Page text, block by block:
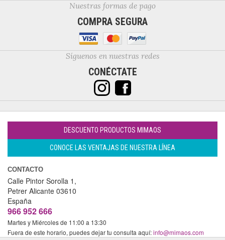
Nuestras formas de pago
COMPRA SEGURA
Síguenos en nuestras redes
CONÉCTATE
DESCUENTO PRODUCTOS MIMAOS
CONOCE LAS VENTAJAS DE NUESTRA LÍNEA
CONTACTO
Calle Pintor Sorolla 1,
Petrer Alicante 03610
España
966 952 666
Martes y Miércoles de 11:00 a 13:30
Fuera de este horario, puedes dejar tu consulta aquí:info@mimaos.com